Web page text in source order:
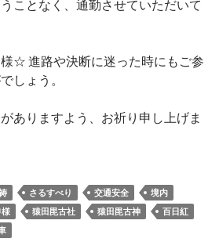
ことなく、通勤させていただいて
☆ 進路や決断に迷った時にもご参
しょう。
ありますよう、お祈り申し上げま
さるすべり 交通安全
境内
様 猿田毘古社 猿田毘古神
百日紅